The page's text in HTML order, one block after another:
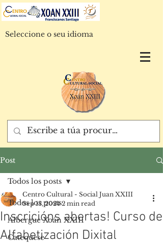
Seleccione o seu idioma
Post
Todos los posts
Albergue Xoán XXIII
Catequese
Todos los posts
Inscricións abertas! Curso de
Alfabetización Dixital
Centro Cultural - Social Juan XXIII
Sep 13, 2024 2 min read